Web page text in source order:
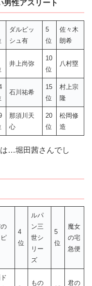
男性アスリート
ダルビッ
シュ有
5
位
佐々木
朗希
井上尚弥
10
位
八村塁
石川祐希
15
位
村上宗
隆
那須川天
心
20
位
松岡修
造
…堀田茜さんでし
4
位
ルパ
ン三
世シ
リー
ズ
5
位
魔女
の宅
急便
もの
君の